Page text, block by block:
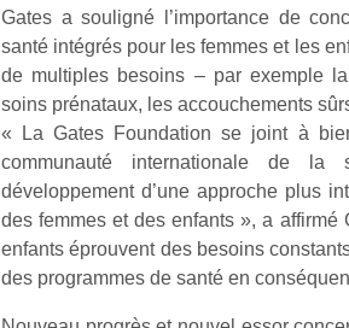
Gates a souligné l’importance de
santé intégrés pour les femmes et les
de multiples besoins – par exemple
soins prénataux, les accouchements
« La Gates Foundation se joint à
communauté internationale de
développement d’une approche plus
des femmes et des enfants », a affirmé
enfants éprouvent des besoins
des programmes de santé en